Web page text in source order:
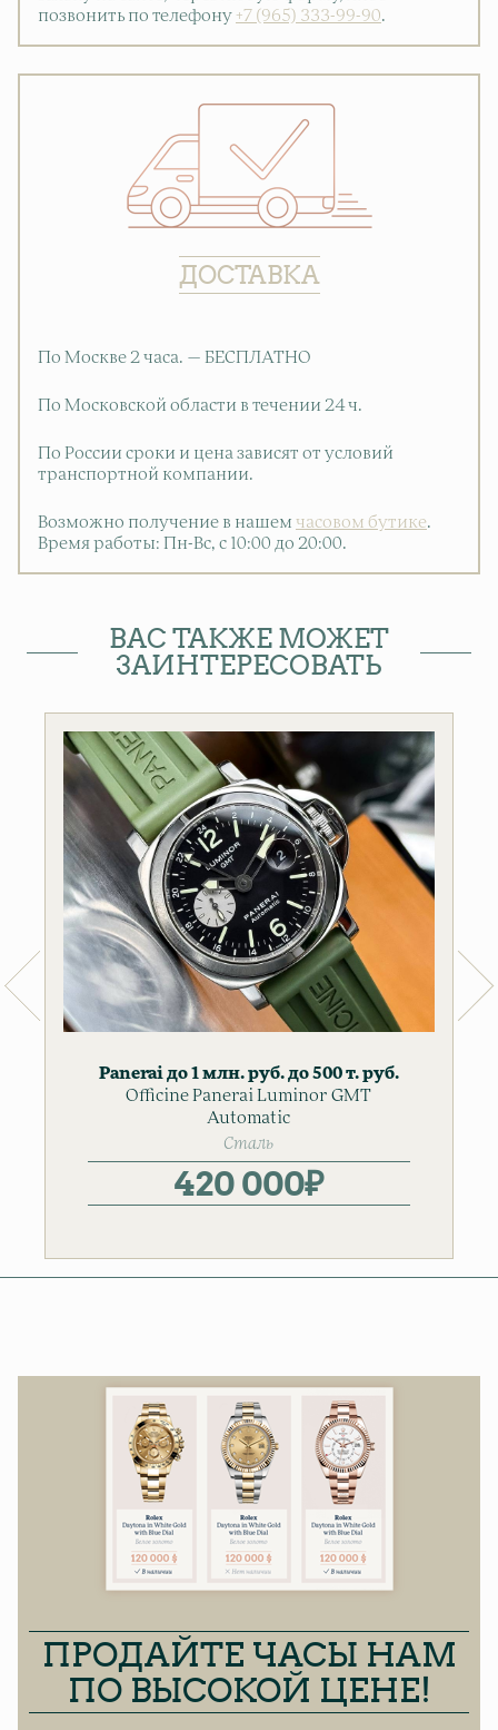
позвонить по телефону +7 (965) 333-99-90.
ДОСТАВКА
По Москве 2 часа. — БЕСПЛАТНО
По Московской области в течении 24 ч.
По России сроки и цена зависят от условий
транспортной компании.
Возможно получение в нашем часовом бутике.
Время работы: Пн-Вс, с 10:00 до 20:00.
ВАС ТАКЖЕ МОЖЕТ
ЗАИНТЕРЕСОВАТЬ
Panerai до 1 млн. руб. до 500 т. руб.
Мужские часы
Officine Panerai Luminor GMT
Automatic
Сталь
420 000₽
ПРОДАЙТЕ ЧАСЫ НАМ
ПО ВЫСОКОЙ ЦЕНЕ!